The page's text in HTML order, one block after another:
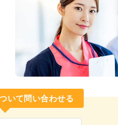
いて問い合わせる